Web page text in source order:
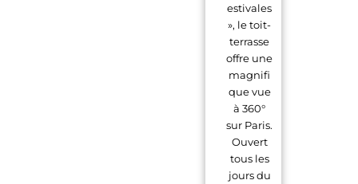
estivales
», le toit-
terrasse
offre une
magnifi
que vue
à 360°
sur Paris.
Ouvert
tous les
jours du